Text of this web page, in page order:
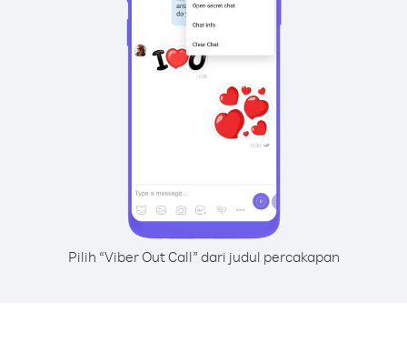
Pilih “Viber Out Call” dari judul percakapan